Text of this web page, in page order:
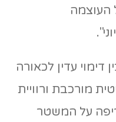
העוצמה
עדין לכאורה
מורכבת ורוויית
על המשטר